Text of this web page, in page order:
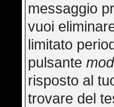
messaggio
vuoi
limitato
pulsante
risposto al
trovare del